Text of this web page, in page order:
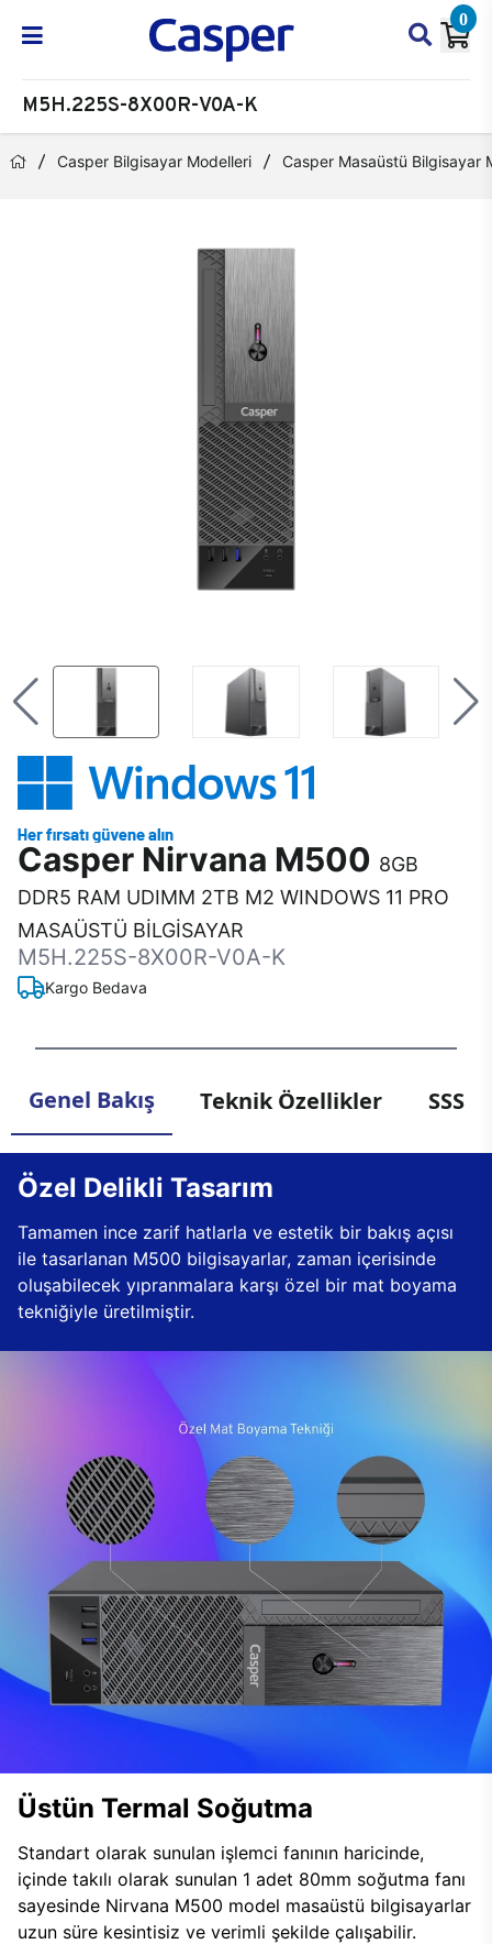
0
M5H.225S-8X00R-V0A-K
Casper Bilgisayar Modelleri Casper Masaüstü Bilgisayar
Casper Nirvana M500 8GB
DDR5 RAM UDIMM 2TB M2 WINDOWS 11 PRO
MASAÜSTÜ BİLGİSAYAR
M5H.225S-8X00R-V0A-K
Kargo Bedava
Genel Bakış Teknik Özellikler SSS
Özel Delikli Tasarım
Tamamen ince zarif hatlarla ve estetik bir bakış açısı
ile tasarlanan M500 bilgisayarlar, zaman içerisinde
oluşabilecek yıpranmalara karşı özel bir mat boyama
tekniğiyle üretilmiştir.
Üstün Termal Soğutma
Standart olarak sunulan işlemci fanının haricinde,
içinde takılı olarak sunulan 1 adet 80mm soğutma fanı
sayesinde Nirvana M500 model masaüstü bilgisayarlar
uzun süre kesintisiz ve verimli şekilde çalışabilir.